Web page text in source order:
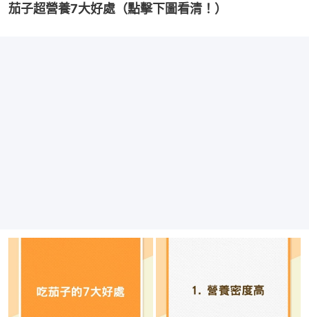
茄子超營養7大好處（點擊下圖看清！）